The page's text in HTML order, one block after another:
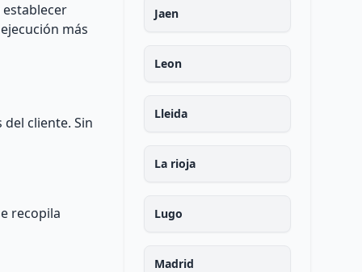
más
cliente. Sin
recopila
Jaen
Leon
Lleida
La rioja
Lugo
Madrid